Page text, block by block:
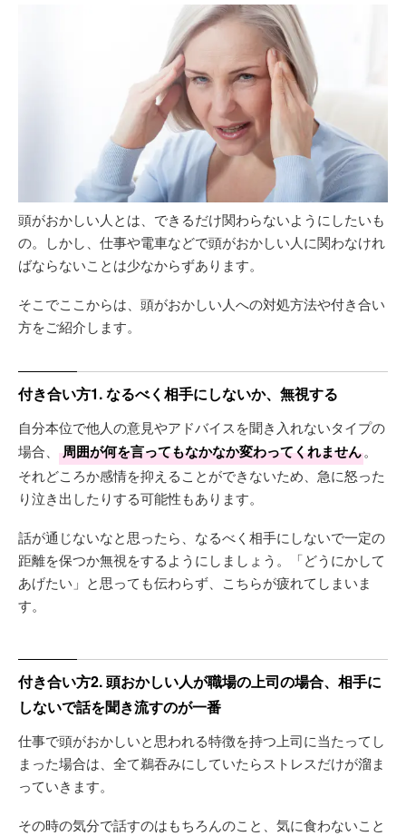
頭がおかしい人とは、できるだけ関わらないようにしたいも
の。しかし、仕事や電車などで頭がおかしい人に関わなけれ
ばならないことは少なからずあります。
そこでここからは、頭がおかしい人への対処方法や付き合い
方をご紹介します。
付き合い方1. なるべく相手にしないか、無視する
自分本位で他人の意見やアドバイスを聞き入れないタイプの
場合、
周囲が何を言ってもなかなか変わってくれません。
それどころか感情を抑えることができないため、急に怒った
り泣き出したりする可能性もあります。
話が通じないなと思ったら、なるべく相手にしないで一定の
距離を保つか無視をするようにしましょう。「どうにかして
あげたい」と思っても伝わらず、こちらが疲れてしまいま
す。
付き合い方2. 頭おかしい人が職場の上司の場合、相手に
しないで話を聞き流すのが一番
仕事で頭がおかしいと思われる特徴を持つ上司に当たってし
まった場合は、全て鵜吞みにしていたらストレスだけが溜ま
っていきます。
その時の気分で話すのはもちろんのこと、気に食わないこと